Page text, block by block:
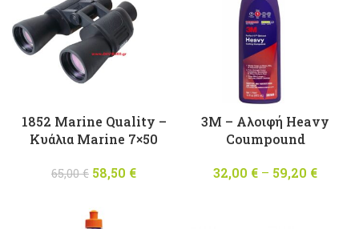
1852 Marine Quality –
Κυάλια Marine 7×50
65,00€
Original
58,50 €
3M – Αλοιφή Heavy
Coumpound
32,00 € – 59,20 €